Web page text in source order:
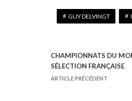
GUY DELVINGT
N
a
CHAMPIONNATS DU
SÉLECTION FRANÇAISE
ARTICLE PRÉCÉDENT